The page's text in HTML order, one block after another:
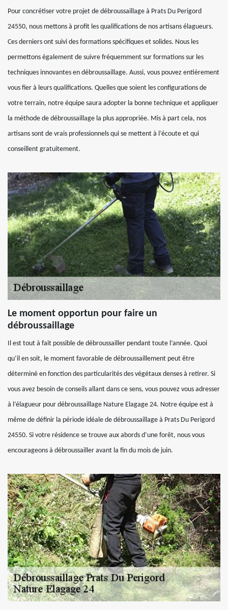
Pour concrétiser votre projet de débroussaillage à Prats Du Perigord
24550, nous mettons à profit les qualifications de nos artisans élagueurs.
Ces derniers ont suivi des formations spécifiques et solides. Nous les
permettons également de suivre fréquemment sur formations sur les
techniques innovantes en débroussaillage. Aussi, vous pouvez entièrement
vous fier à leurs qualifications. Quelles que soient les configurations de
votre terrain, notre équipe saura adopter la bonne technique et appliquer
la méthode de débroussaillage la plus appropriée. Mis à part cela, nos
artisans sont de vrais professionnels qui se mettent à l’écoute et qui
conseillent gratuitement.
Le moment opportun pour faire un
débroussaillage
Il est tout à fait possible de débroussailler pendant toute l’année. Quoi
qu’il en soit, le moment favorable de débroussaillement peut être
déterminé en fonction des particularités des végétaux denses à retirer. Si
vous avez besoin de conseils allant dans ce sens, vous pouvez vous adresser
à l’élagueur pour débroussaillage Nature Elagage 24. Notre équipe est à
même de définir la période idéale de débroussaillage à Prats Du Perigord
24550. Si votre résidence se trouve aux abords d’une forêt, nous vous
encourageons à débroussailler avant la fin du mois de juin.